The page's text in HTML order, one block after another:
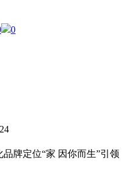
0
牌定位“家 因你而生”引领